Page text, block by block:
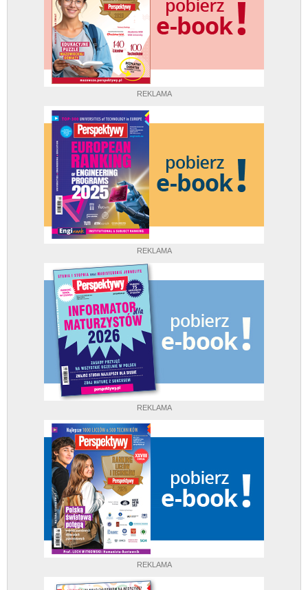
REKLAMA
REKLAMA
REKLAMA
REKLAMA